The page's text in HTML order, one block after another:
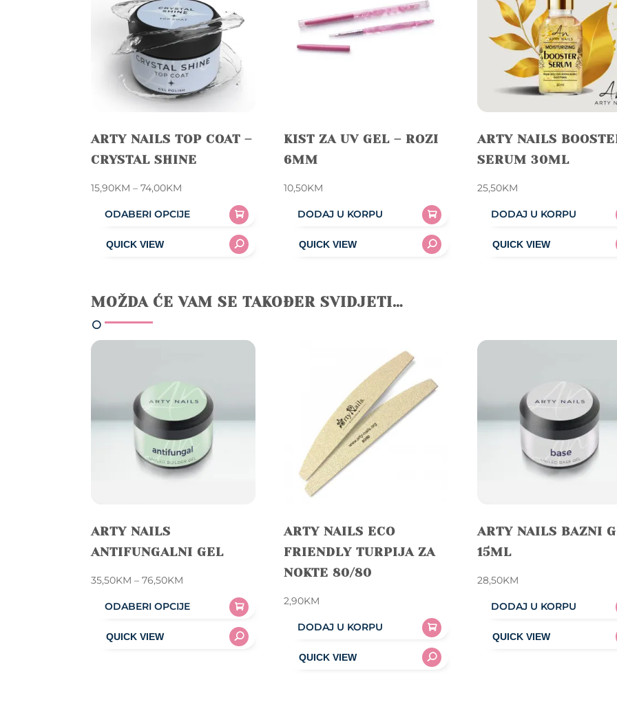
ARTY NAILS TOP COAT –
CRYSTAL SHINE
15,90KM – 74,00KM
ODABERI OPCIJE
product
variants.
The
options
KIST ZA UV GEL – ROZI
6MM
10,50KM
DODAJ U KORPU
ARTY NAILS
SERUM 30ML
25,50KM
DODAJ U KORPU
MOŽDA ĆE VAM SE TAKOĐER SVIDJETI…
ARTY NAILS
ANTIFUNGALNI GEL
35,50KM – 76,50KM
ODABERI OPCIJE
product
ARTY NAILS ECO
FRIENDLY TURPIJA ZA
NOKTE 80/80
2,90KM
DODAJ U KORPU
ARTY NAILS BAZNI
15ML
28,50KM
DODAJ U KORPU